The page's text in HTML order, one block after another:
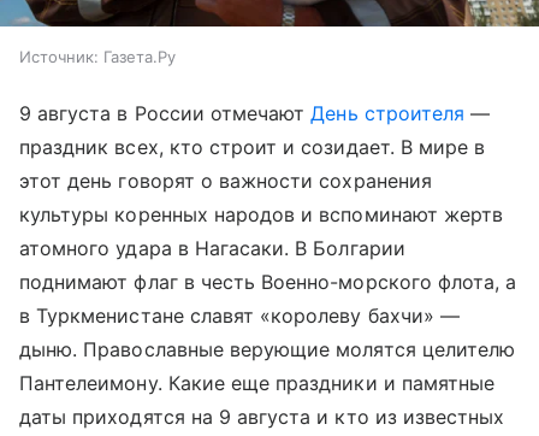
Источник: Газета.Ру
9 августа в России отмечаютДень строителя —
праздник всех, кто строит и созидает. В мире в
этот день говорят о важности сохранения
культуры коренных народов и вспоминают жертв
атомного удара в Нагасаки. В Болгарии
поднимают флаг в честь Военно-морского флота, а
в Туркменистане славят «королеву бахчи» —
дыню. Православные верующие молятся целителю
Пантелеимону. Какие еще праздники и памятные
даты приходятся на 9 августа и кто из известных